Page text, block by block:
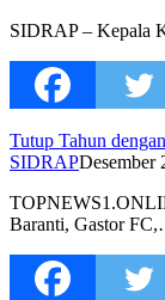
SIDRAP – Kepala
Tutup Tahun
SIDRAPDesember
Baranti, Gastor